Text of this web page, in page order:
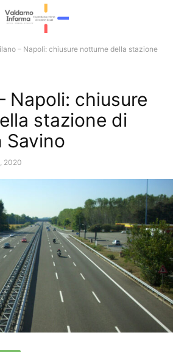
– Napoli: chiusure notturne della stazione
Napoli: chiusure
stazione di
Savino
2020